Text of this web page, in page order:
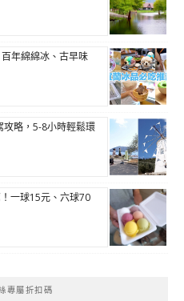
年綿綿冰、古早味
攻略，5-8小時輕鬆環
一球15元、六球70
專屬折扣碼